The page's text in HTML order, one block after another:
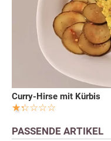
Curry-Hirse mit Kürbis
PASSENDE ARTIKEL